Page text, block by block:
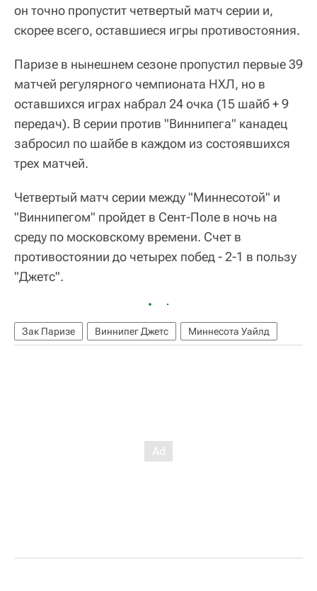
он точно пропустит четвертый матч серии и,
скорее всего, оставшиеся игры противостояния.
Паризе в нынешнем сезоне пропустил первые 39
матчей регулярного чемпионата НХЛ, но в
оставшихся играх набрал 24 очка (15 шайб + 9
передач). В серии против "Виннипега" канадец
забросил по шайбе в каждом из состоявшихся
трех матчей.
Четвертый матч серии между "Миннесотой" и
"Виннипегом" пройдет в Сент-Поле в ночь на
среду по московскому времени. Счет в
противостоянии до четырех побед - 2-1 в пользу
"Джетс".
Зак Паризе Виннипег Джетс Миннесота Уайлд